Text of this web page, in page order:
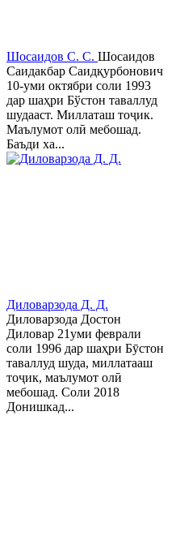
Шосаидов С. С. Шосаидов
Саидакбар Саидқурбонович
10-уми октябри соли 1993
дар шаҳри Бўстон таваллуд
шудааст. Миллаташ тоҷик.
Маълумот олӣ мебошад.
Баъди ха...
Диловарзода Д. Д.
Диловарзода Достон
Диловар 21уми феврали
соли 1996 дар шаҳри Бӯстон
таваллуд шуда, миллатааш
тоҷик, маълумот олӣ
мебошад. Соли 2018
Донишкад...